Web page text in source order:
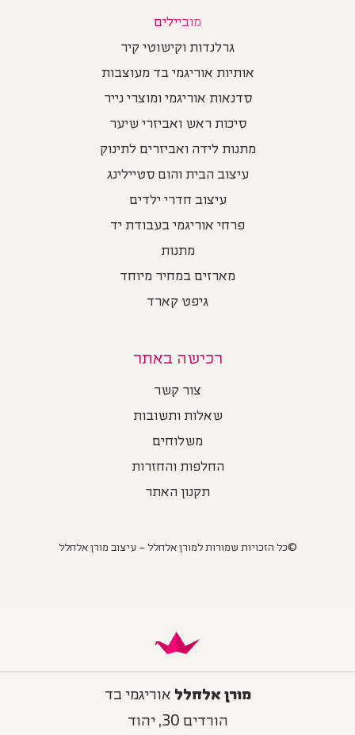
מוביילים
גרלנדות וקישוטי קיר
אותיות אוריגמי בד מעוצבות
סדנאות אוריגמי ומוצרי נייר
סיכות ראש ואביזרי שיער
מתנות לידה ואביזרים לתינוק
עיצוב הבית והום סטיילינג
עיצוב חדרי ילדים
פרחי אוריגמי בעבודת יד
מתנות
מארזים במחיר מיוחד
גיפט קארד
רכישה באתר
צור קשר
שאלות ותשובות
משלוחים
החלפות והחזרות
תקנון האתר
©כל הזכויות שמורות למורן אלחלל – עיצוב מורן אלחלל
מורן אלחלל אוריגמי בד
הורדים 30, יהוד